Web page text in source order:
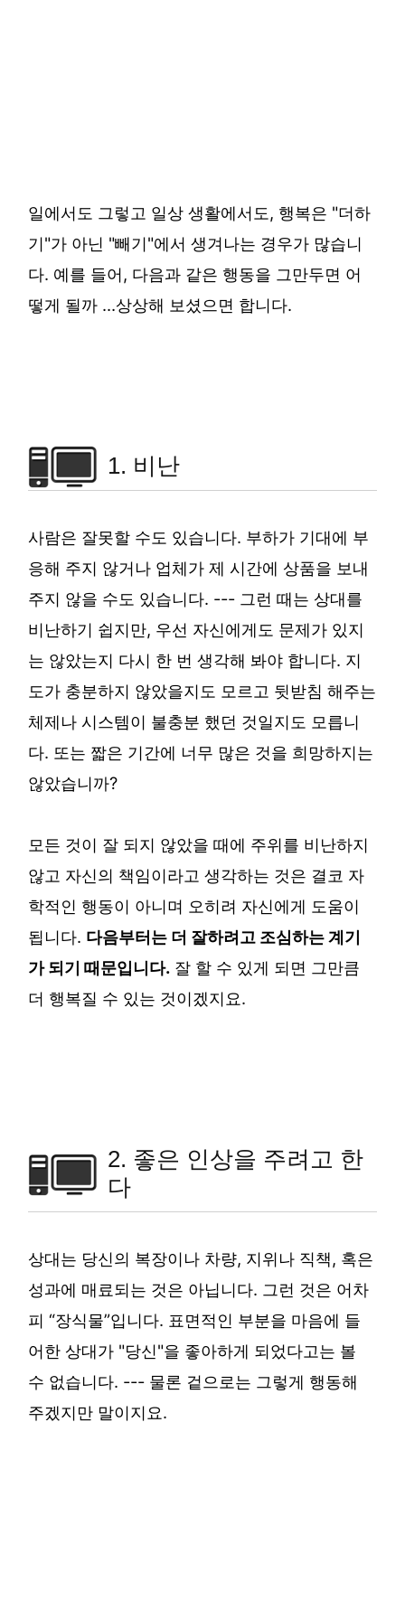
일에서도 그렇고 일상 생활에서도, 행복은 "더하
기"가 아닌 "빼기"에서 생겨나는 경우가 많습니
다. 예를 들어, 다음과 같은 행동을 그만두면 어
떻게 될까 …상상해 보셨으면 합니다.
1. 비난
사람은 잘못할 수도 있습니다. 부하가 기대에 부
응해 주지 않거나 업체가 제 시간에 상품을 보내
주지 않을 수도 있습니다. --- 그런 때는 상대를
비난하기 쉽지만, 우선 자신에게도 문제가 있지
는 않았는지 다시 한 번 생각해 봐야 합니다. 지
도가 충분하지 않았을지도 모르고 뒷받침 해주는
체제나 시스템이 불충분 했던 것일지도 모릅니
다. 또는 짧은 기간에 너무 많은 것을 희망하지는
않았습니까?
모든 것이 잘 되지 않았을 때에 주위를 비난하지
않고 자신의 책임이라고 생각하는 것은 결코 자
학적인 행동이 아니며 오히려 자신에게 도움이
됩니다. 다음부터는 더 잘하려고 조심하는 계기
가 되기 때문입니다. 잘 할 수 있게 되면 그만큼
더 행복질 수 있는 것이겠지요.
2. 좋은 인상을 주려고 한
다
상대는 당신의 복장이나 차량, 지위나 직책, 혹은
성과에 매료되는 것은 아닙니다. 그런 것은 어차
피 “장식물”입니다. 표면적인 부분을 마음에 들
어한 상대가 "당신"을 좋아하게 되었다고는 볼
수 없습니다. --- 물론 겉으로는 그렇게 행동해
주겠지만 말이지요.